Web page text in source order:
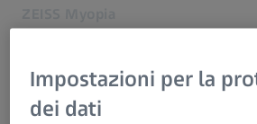
Si apre in un'altra scheda
Impostazioni per la
dei dati